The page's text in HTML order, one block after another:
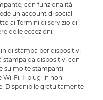
con funzionalità
un account di social
ai Termini di servizio di
delle eccezioni.
di stampa per dispositivi
stampa da dispositivi con
su molte stampanti
Wi-Fi. Il plug-in non
Disponibile gratuitamente